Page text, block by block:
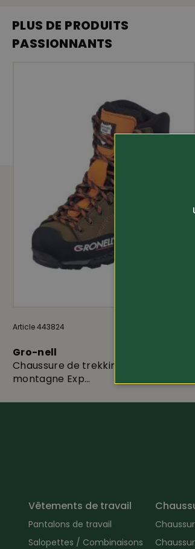
PLUS DE PRODUITS
PASSIONNANTS
Article 443824
Gro-nell
Chaussure de trekking et de
montagne Exp...
Vêtements de travail
Pantalons de travail
Salopettes / Combinaisons